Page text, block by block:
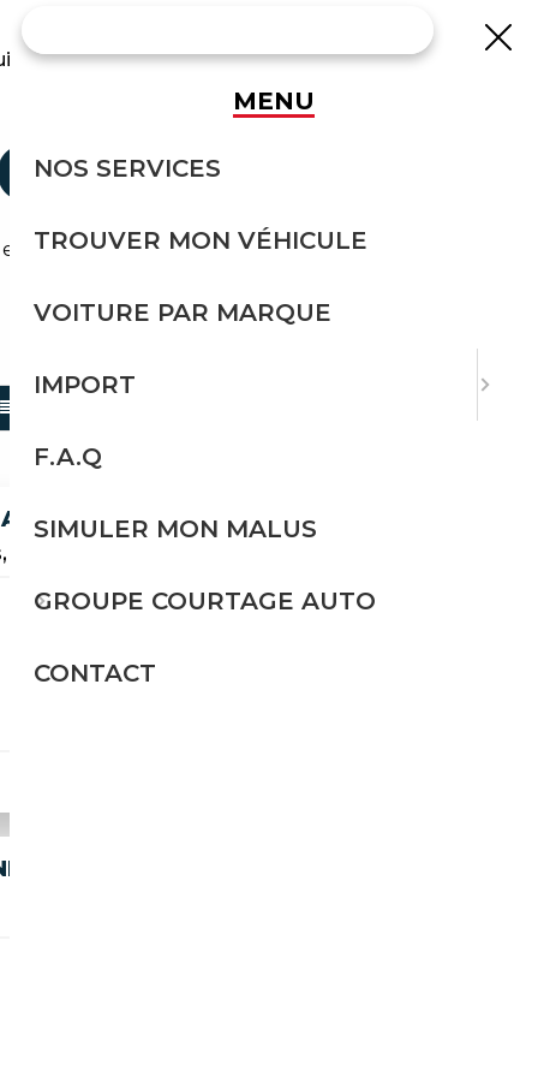
avec Courtage Auto.
TRIER PAR
| THEATRE SCREEN | SOH 97% |
panoramiqu...
Electrique
544 CH (400 kW)
SPORTPAKET PRO*20"*LC
MENU
NOS SERVICES
TROUVER MON VÉHICULE
VOITURE PAR MARQUE
IMPORT
F.A.Q
SIMULER MON MALUS
GROUPE COURTAGE AUTO
CONTACT